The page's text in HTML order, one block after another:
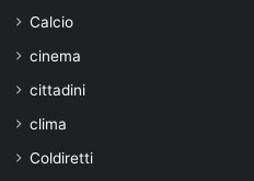
Calcio
cinema
cittadini
clima
Coldiretti